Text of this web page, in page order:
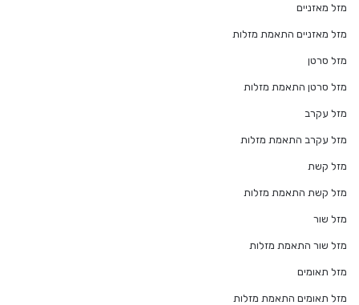
מזל מאזניים
מזל מאזניים התאמת מזלות
מזל סרטן
מזל סרטן התאמת מזלות
מזל עקרב
מזל עקרב התאמת מזלות
מזל קשת
מזל קשת התאמת מזלות
מזל שור
מזל שור התאמת מזלות
מזל תאומים
מזל תאומים התאמת מזלות